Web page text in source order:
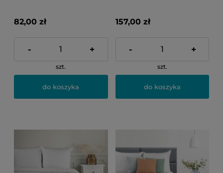
82,00 zł
- +
szt.
do koszyka
157,00 zł
- +
szt.
do koszyka